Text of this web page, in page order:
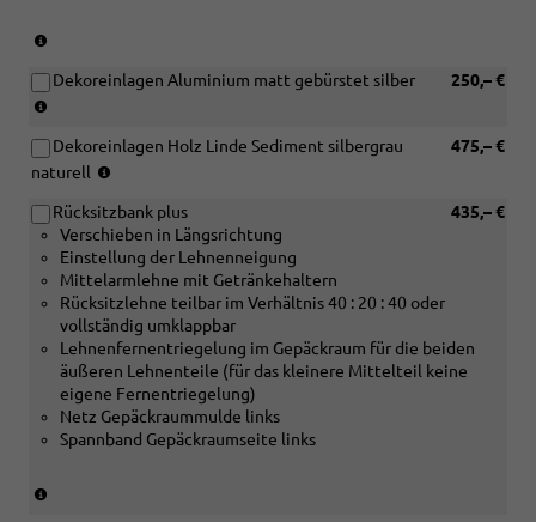
Verbindung
Dekoreinlagen
Aluminium
gebürstet
oder
[5MK]
Dekoreinlagen
Carbon
Mikro-
Köper
Struktur)
250,– €
Dekoreinlagen Aluminium matt gebürstet silber
Verbindung
mit
Interieurpaket
oder
[PWB]
Interieurpaket
oder
[PWC]
Interieurpaket
III
oder
475,– €
Dekoreinlagen Holz Linde Sediment silbergrau
naturell
Verbindung
mit
[PWA]
Interieurpaket
I
oder
[PWB]
Interieurpaket
II
oder
[PWC]
435,– €
Rücksitzbank plus
Verschieben in Längsrichtung
Einstellung der Lehnenneigung
Mittelarmlehne mit Getränkehaltern
Rücksitzlehne teilbar im Verhältnis 40 : 20 : 40 oder
vollständig umklappbar
Lehnenfernentriegelung im Gepäckraum für die beiden
äußeren Lehnenteile (für das kleinere Mittelteil keine
eigene Fernentriegelung)
Netz Gepäckraummulde links
Spannband Gepäckraumseite links